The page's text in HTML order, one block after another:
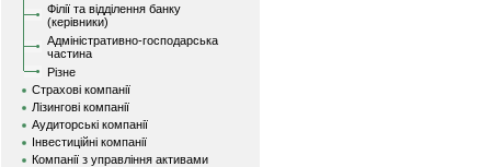
Філії та відділення банку
(керівники)
Адміністративно-господарська
частина
Різне
Страхові компанії
Лізингові компанії
Аудиторські компанії
Інвестиційні компанії
Компанії з управління активами